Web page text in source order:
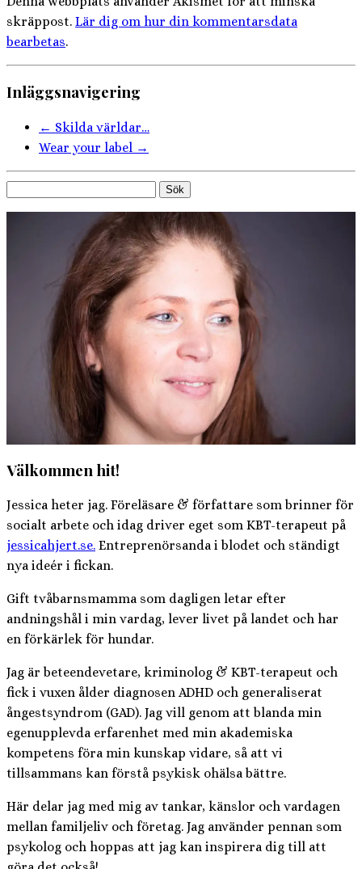
skräppost. Lär dig om hur din kommentarsdata
bearbetas.
Inläggsnavigering
← Skilda världar…
Wear your label →
efter:
Välkommen hit!
Jessica heter jag. Föreläsare & författare som brinner för
socialt arbete och idag driver eget som KBT-terapeut på
jessicahjert.se. Entreprenörsanda i blodet och ständigt
nya ideér i fickan.
Gift tvåbarnsmamma som dagligen letar efter
andningshål i min vardag, lever livet på landet och har
en förkärlek för hundar.
Jag är beteendevetare, kriminolog & KBT-terapeut och
fick i vuxen ålder diagnosen ADHD och generaliserat
ångestsyndrom (GAD). Jag vill genom att blanda min
egenupplevda erfarenhet med min akademiska
kompetens föra min kunskap vidare, så att vi
tillsammans kan förstå psykisk ohälsa bättre.
Här delar jag med mig av tankar, känslor och vardagen
mellan familjeliv och företag. Jag använder pennan som
psykolog och hoppas att jag kan inspirera dig till att